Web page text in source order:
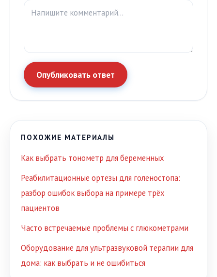
Опубликовать ответ
ПОХОЖИЕ МАТЕРИАЛЫ
Как выбрать тонометр для беременных
Реабилитационные ортезы для голеностопа:
разбор ошибок выбора на примере трёх
пациентов
Часто встречаемые проблемы с глюкометрами
Оборудование для ультразвуковой терапии для
дома: как выбрать и не ошибиться